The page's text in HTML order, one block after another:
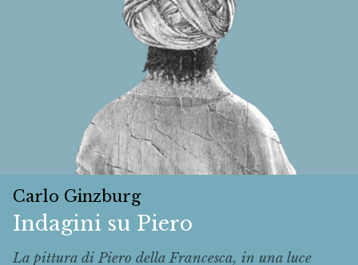
Carlo Ginzburg
Indagini su Piero
La pittura di Piero della Francesca, in una luce